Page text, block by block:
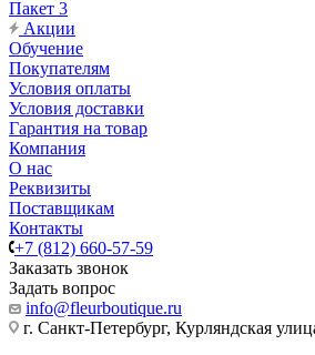
Пакет 3
Акции
Обучение
Покупателям
Условия оплаты
Условия доставки
Гарантия на товар
Компания
О нас
Реквизиты
Поставщикам
Контакты
+7 (812) 660-57-59
Заказать звонок
Задать вопрос
info@fleurboutique.ru
г. Санкт-Петербург, Курляндская